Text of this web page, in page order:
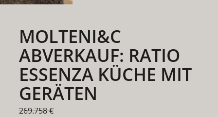
MOLTENI&C
ABVERKAUF: RATIO
ESSENZA KÜCHE MIT
GERÄTEN
269.758 €